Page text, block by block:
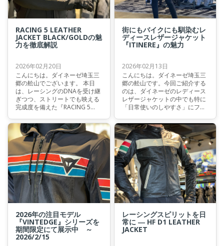
RACING 5 LEATHER
JACKET BLACK/GOLDの魅
力を徹底解説
2026年02月20日
こんにちは。ダイネーゼ埼玉三
郷の舩山でございます。 本日
は、レーシングのDNAを受け継
ぎつつ、ストリートでも映える
完成度を備えた『RACING 5
BLACK/GOLD』をご紹介しま
す。 ブラックを中心としたシャ
ープかつクールな印象にゴール
ドのアクセントが加わること
で、走りへの情熱とラグジュア
リーさを同時に感じさせる一着
に仕上がっています。
街にもバイクにも馴染むレ
ディースレザージャケット
『ITINERE』の魅力
2026年02月13日
こんにちは。ダイネーゼ埼玉三
郷の舩山です。今回ご紹介する
のは、ダイネーゼのレディース
レザージャケットの中でも特に
「日常使いのしやすさ」にフォ
JACKET WMNです。 「レザージ
ャケットは格好いいけど、ちょ
っと構えちゃう」そんな方にこ
そ、ぜひ知っていただきたいモ
デルです。
2026年の注目モデル
『VINTEDGE』シリーズを
期間限定にて展示中 ～
2026/2/15
レーシングスピリットを日
常に ― HF D1 LEATHER
JACKET